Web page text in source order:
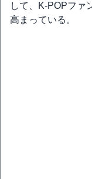
して、K-POPファ
高まっている。